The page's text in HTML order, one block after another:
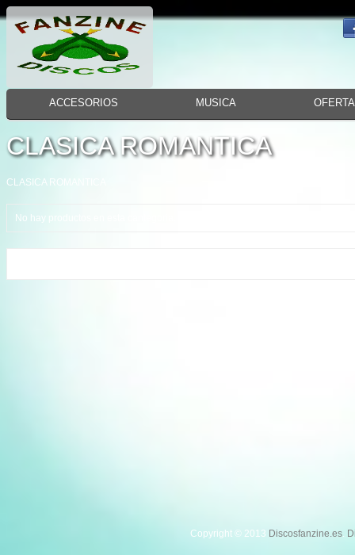
ACCESORIOS MUSICA
CLASICA ROMANTICA
CLASICA ROMANTICA
No hay productos en esta cantegoria.
Copyright © 2013 Discosfanzine.es.